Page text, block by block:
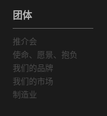
团体
推介会
使命、愿景、抱负
我们的品牌
我们的市场
制造业